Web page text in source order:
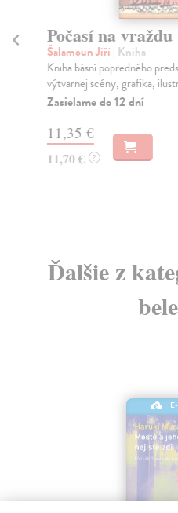
Počasí na vraždu
Šalamoun Jiří | Kniha
Kniha básní popredného
výtvarnej scény, grafika,
Zasielame do 12 dní
11,35 €
11,70 € ?
Ďalšie z